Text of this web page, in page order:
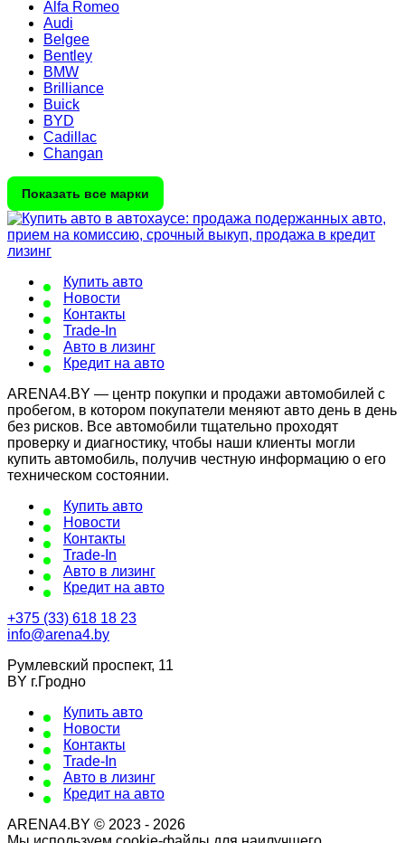
Alfa Romeo
Audi
Belgee
Bentley
BMW
Brilliance
Buick
BYD
Cadillac
Changan
Показать все марки
Купить авто
Новости
Контакты
Trade-In
Авто в лизинг
Кредит на авто
ARENA4.BY — центр покупки и продажи автомобилей с
пробегом, в котором покупатели меняют авто день в день
без рисков. Все автомобили тщательно проходят
проверку и диагностику, чтобы наши клиенты могли
купить автомобиль, получив честную информацию о его
техническом состоянии.
Купить авто
Новости
Контакты
Trade-In
Авто в лизинг
Кредит на авто
+375 (33) 618 18 23
info@arena4.by
Румлевский проспект, 11
BY г.Гродно
Купить авто
Новости
Контакты
Trade-In
Авто в лизинг
Кредит на авто
ARENA4.BY © 2023 - 2026